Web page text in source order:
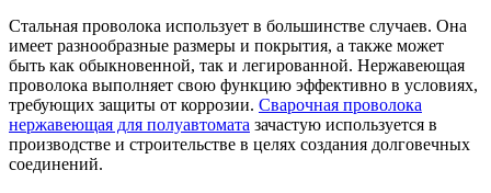
Стальная проволока использует в большинстве случаев. Она
имеет разнообразные размеры и покрытия, а также может
быть как обыкновенной, так и легированной. Нержавеющая
проволока выполняет свою функцию эффективно в условиях,
требующих защиты от коррозии. Сварочная проволока
нержавеющая для полуавтомата зачастую используется в
производстве и строительстве в целях создания долговечных
соединений.